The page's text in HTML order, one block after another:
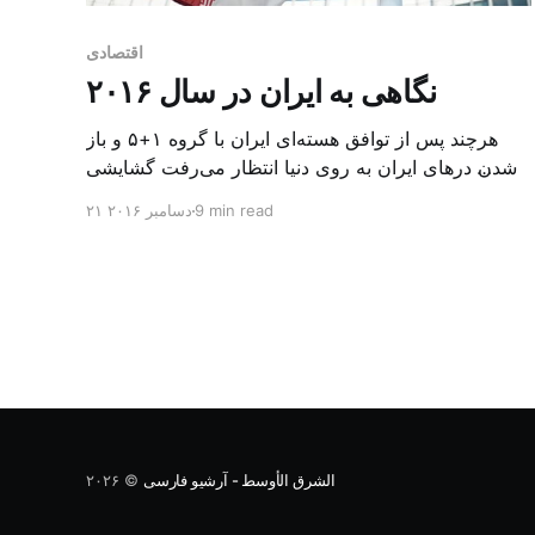
اقتصادی
نگاهی به ایران در سال ۲۰۱۶
هرچند پس از توافق هسته‌ای ایران با گروه ۱+۵ و باز
شدن درهای ایران به روی دنیا انتظار می‌رفت گشایشی
اما درعمل، گشایش محسوسی در شرایط داخلی این
۲۱ دسامبر ۲۰۱۶ 9 min read
الشرق الأوسط - آرشیو فارسی © ۲۰۲۶